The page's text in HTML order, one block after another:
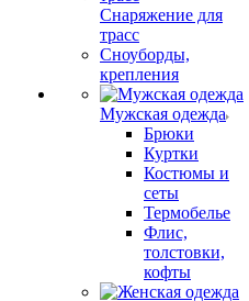
Снаряжение для
трасс
Сноуборды,
крепления
Мужская одежда
Брюки
Куртки
Костюмы и
сеты
Термобелье
Флис,
толстовки,
кофты